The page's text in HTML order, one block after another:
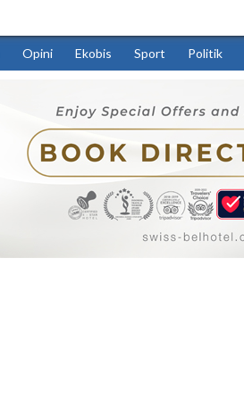
Opini Ekobis Sport Politik